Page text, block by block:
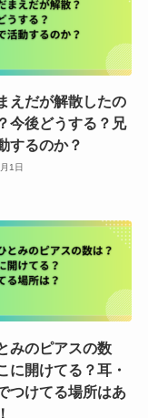
えだが解散したの
今後どうする？兄
するのか？
1日
みのピアスの数
に開けてる？耳・
つけてる場所はあ